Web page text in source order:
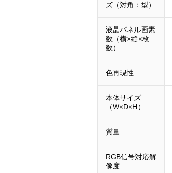
ズ（対角：型）
液晶パネル画素
数（横×縦×枚
数）
色再現性
本体サイズ
（W×D×H）
質量
RGB信号対応解
像度